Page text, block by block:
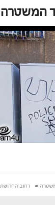
המשטרה
# רחוב החרושת